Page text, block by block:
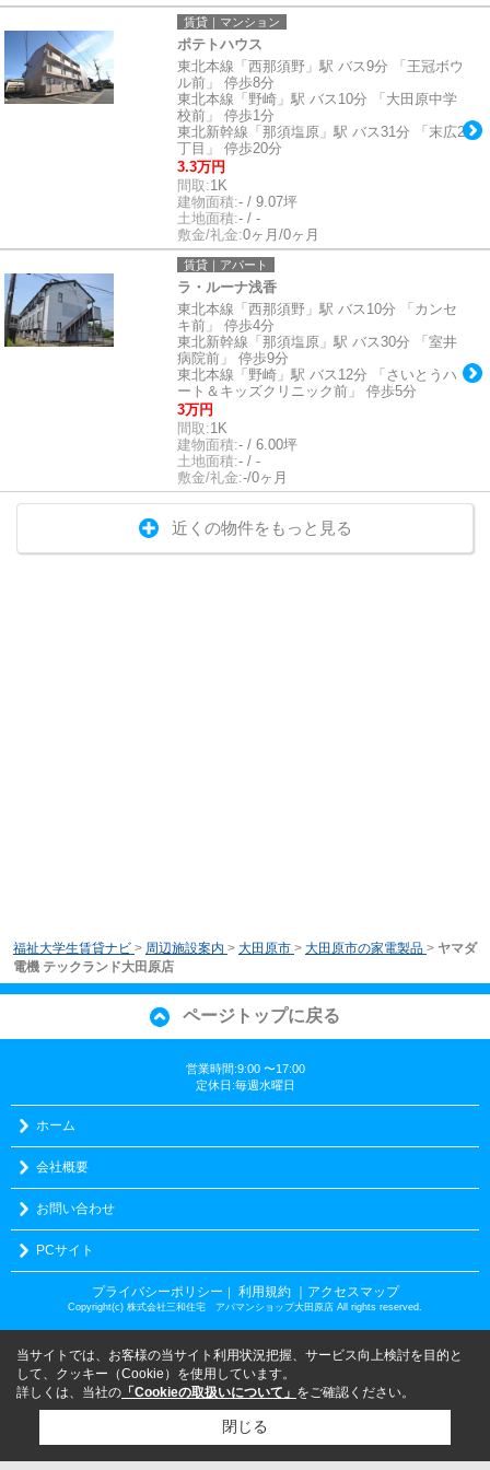
賃貸｜マンション
ポテトハウス
東北本線「西那須野」駅 バス9分 「王冠ボウ
ル前」 停歩8分
東北本線「野崎」駅 バス10分 「大田原中学
校前」 停歩1分
東北新幹線「那須塩原」駅 バス31分 「末広2
丁目」 停歩20分
3.3万円
間取:1K
建物面積:- / 9.07坪
土地面積:- / -
敷金/礼金:0ヶ月/0ヶ月
賃貸｜アパート
ラ・ルーナ浅香
東北本線「西那須野」駅 バス10分 「カンセ
キ前」 停歩4分
東北新幹線「那須塩原」駅 バス30分 「室井
病院前」 停歩9分
東北本線「野崎」駅 バス12分 「さいとうハ
ート＆キッズクリニック前」 停歩5分
3万円
間取:1K
建物面積:- / 6.00坪
土地面積:- / -
敷金/礼金:-/0ヶ月
近くの物件をもっと見る
福祉大学生賃貸ナビ > 周辺施設案内 > 大田原市 > 大田原市の家電製品 > ヤマダ
電機 テックランド大田原店
ページトップに戻る
営業時間:9:00 〜17:00
定休日:毎週水曜日
ホーム
会社概要
お問い合わせ
PCサイト
プライバシーポリシー ｜ 利用規約 ｜アクセスマップ
Copyright(c) 株式会社三和住宅 アパマンショップ大田原店 All rights reserved.
当サイトでは、お客様の当サイト利用状況把握、サービス向上検討を目的と
して、クッキー（Cookie）を使用しています。
詳しくは、当社の 「Cookieの取扱いについて」 をご確認ください。
閉じる